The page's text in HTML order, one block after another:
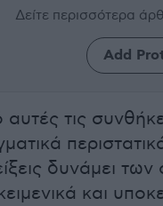
Δείτε περισσότερα
Add
αυτές τις
δυνάμει των
και